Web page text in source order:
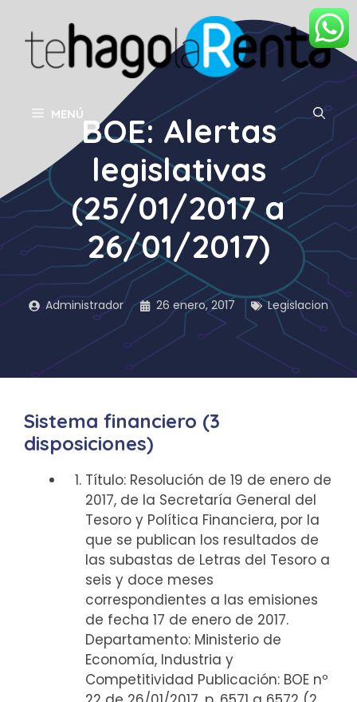
contenido
MENÚBOE: Alertas
legislativas
(25/01/2017 a
26/01/2017)
Administrador 26 enero, 2017 Legislacion
Sistema financiero (3
disposiciones)
Título: Resolución de 19 de enero de
2017, de la Secretaría General del
Tesoro y Política Financiera, por la
que se publican los resultados de
las subastas de Letras del Tesoro a
seis y doce meses
correspondientes a las emisiones
de fecha 17 de enero de 2017.
Departamento: Ministerio de
Economía, Industria y
Competitividad Publicación: BOE nº